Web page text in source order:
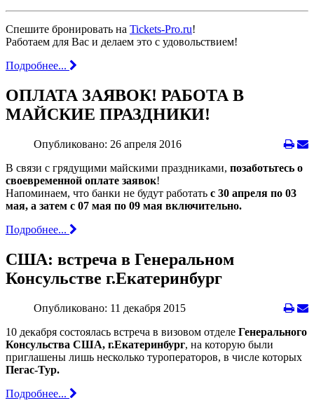
Спешите бронировать на Tickets-Pro.ru!
Работаем для Вас и делаем это с удовольствием!
Подробнее...
ОПЛАТА ЗАЯВОК! РАБОТА В
МАЙСКИЕ ПРАЗДНИКИ!
Опубликовано: 26 апреля 2016
В связи с грядущими майскими праздниками, позаботьтесь о
своевременной оплате заявок!
Напоминаем, что банки не будут работать c 30 апреля по 03
мая, а затем с 07 мая по 09 мая включительно.
Подробнее...
США: встреча в Генеральном
Консульстве г.Екатеринбург
Опубликовано: 11 декабря 2015
10 декабря состоялась встреча в визовом отделе Генерального
Консульства США, г.Екатеринбург, на которую были
приглашены лишь несколько туроператоров, в числе которых
Пегас-Тур.
Подробнее...